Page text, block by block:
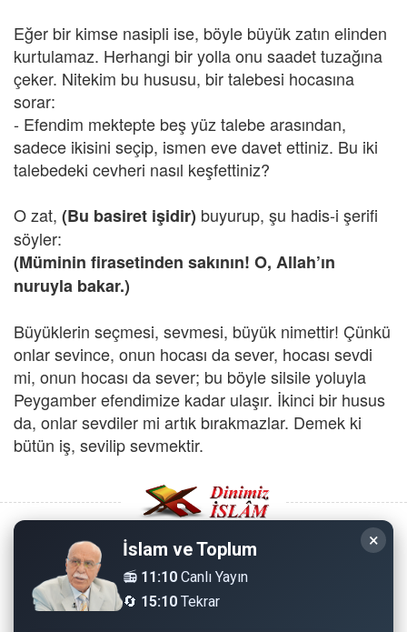
Eğer bir kimse nasipli ise, böyle büyük zatın elinden
kurtulamaz. Herhangi bir yolla onu saadet tuzağına
çeker. Nitekim bu hususu, bir talebesi hocasına
sorar:
- Efendim mektepte beş yüz talebe arasından,
sadece ikisini seçip, ismen eve davet ettiniz. Bu iki
talebedeki cevheri nasıl keşfettiniz?
O zat, (Bu basiret işidir) buyurup, şu hadis-i şerifi
söyler:
(Müminin firasetinden sakının! O, Allah’ın
nuruyla bakar.)
Büyüklerin seçmesi, sevmesi, büyük nimettir! Çünkü
onlar sevince, onun hocası da sever, hocası sevdi
mi, onun hocası da sever; bu böyle silsile yoluyla
Peygamber efendimize kadar ulaşır. İkinci bir husus
da, onlar sevdiler mi artık bırakmazlar. Demek ki
bütün iş, sevilip sevmektir.
Copyright © 2008 - Dinimiz İslam. Her Hakkı Saklıdır.
Sitemizdeki bilgiler, bütün insanların istifadesi için
×
İslam ve Toplum
📻 11:10 Canlı Yayın
🔄 15:10 Tekrar